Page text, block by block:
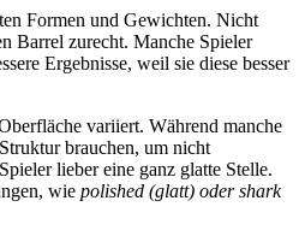
Formen und Gewichten. Nicht
Barrel zurecht. Manche Spieler
Ergebnisse, weil sie diese besser
variiert. Während manche
brauchen, um nicht
lieber eine ganz glatte Stelle.
wie polished (glatt) oder shark